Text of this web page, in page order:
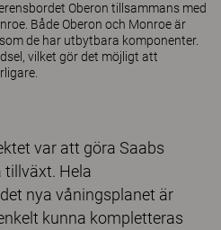
Oberon tillsammans med
. Både Oberon och Monroe är
de har utbytbara komponenter.
vilket gör det möjligt att
var att göra Saabs
Hela
nya våningsplanet är
kunna kompletteras